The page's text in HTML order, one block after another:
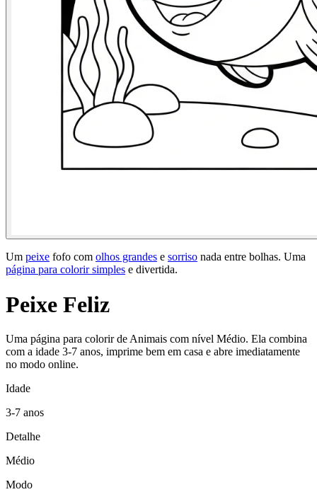
Um peixe fofo com olhos grandes e sorriso nada entre bolhas. Uma
página para colorir simples e divertida.
Peixe Feliz
Uma página para colorir de Animais com nível Médio. Ela combina
com a idade 3-7 anos, imprime bem em casa e abre imediatamente
no modo online.
Idade
3-7 anos
Detalhe
Médio
Modo